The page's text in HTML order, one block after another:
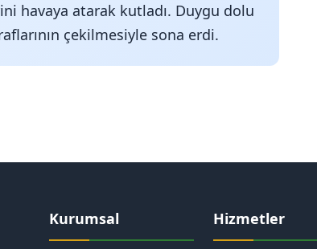
havaya atarak kutladı. Duygu dolu
çekilmesiyle sona erdi.
Kurumsal Hizmetler